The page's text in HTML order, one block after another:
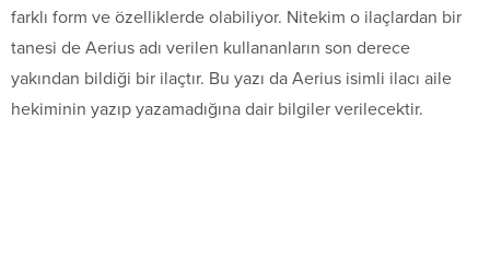
farklı form ve özelliklerde olabiliyor. Nitekim o ilaçlardan bir
tanesi de Aerius adı verilen kullananların son derece
yakından bildiği bir ilaçtır. Bu yazı da Aerius isimli ilacı aile
hekiminin yazıp yazamadığına dair bilgiler verilecektir.